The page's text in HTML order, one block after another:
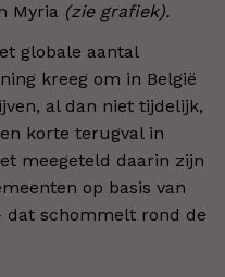
Myria (zie grafiek).
globale aantal
kreeg om in België
al dan niet tijdelijk,
korte terugval in
meegeteld daarin zijn
op basis van
dat schommelt rond de